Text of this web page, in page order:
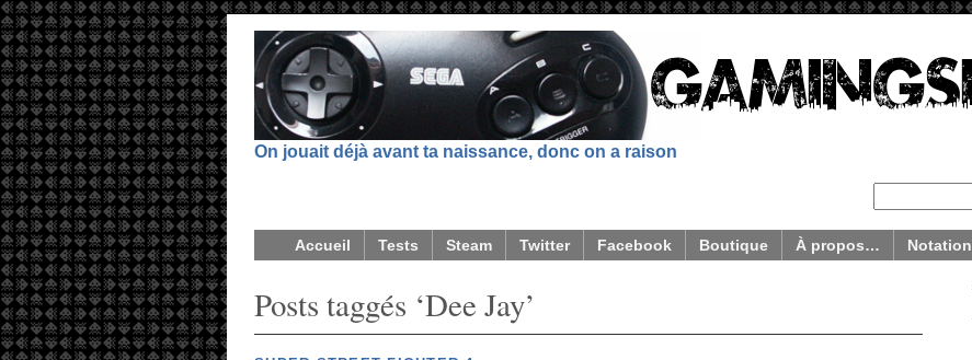
On jouait déjà avant ta naissance, donc on a raison
Accueil Tests Steam Twitter Facebook Boutique À propos… Notation
Posts taggés ‘Dee Jay’